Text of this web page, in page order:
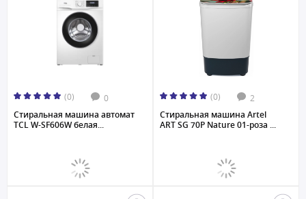
(0) 0
Стиральная машина автомат
TCL W-SF606W белая...
(0) 2
Стиральная машина Artel
ART SG 70P Nature 01-роза ...